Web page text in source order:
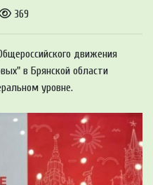
369
движения
в Брянской области
уровне.